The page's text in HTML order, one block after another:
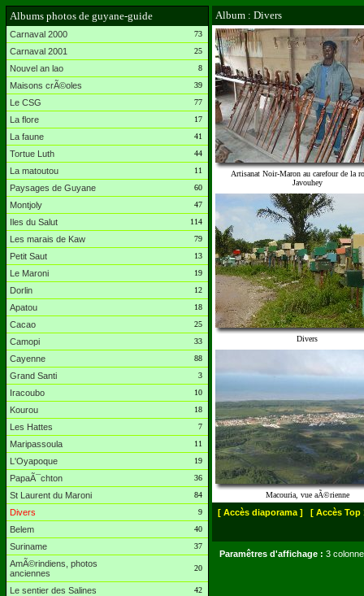
Albums photos de guyane-guide
Carnaval 2000 73
Carnaval 2001 25
Nouvel an lao 8
Maisons crÃ©oles 39
Le CSG 77
La flore 17
La faune 41
Tortue Luth 44
La matoutou 11
Paysages de Guyane 60
Montjoly 47
Iles du Salut 114
Les marais de Kaw 79
Petit Saut 13
Le Maroni 19
Dorlin 12
Apatou 18
Cacao 25
Camopi 33
Cayenne 88
Grand Santi 3
Iracoubo 10
Kourou 18
Les Hattes 7
Maripassoula 11
L'Oyapoque 19
PapaÃ¯chton 36
St Laurent du Maroni 84
Divers 9
Belem 40
Suriname 37
AmÃ©rindiens, photos
anciennes
20
Le sentier des Salines 42
Album : Divers
Artisanat Noir-Maron au carefour de la
Javouhey
Divers
Macouria, vue aÃ©rienne
[ Accès diaporama ] [ Accès Top
Paramêtres d'affichage : 3